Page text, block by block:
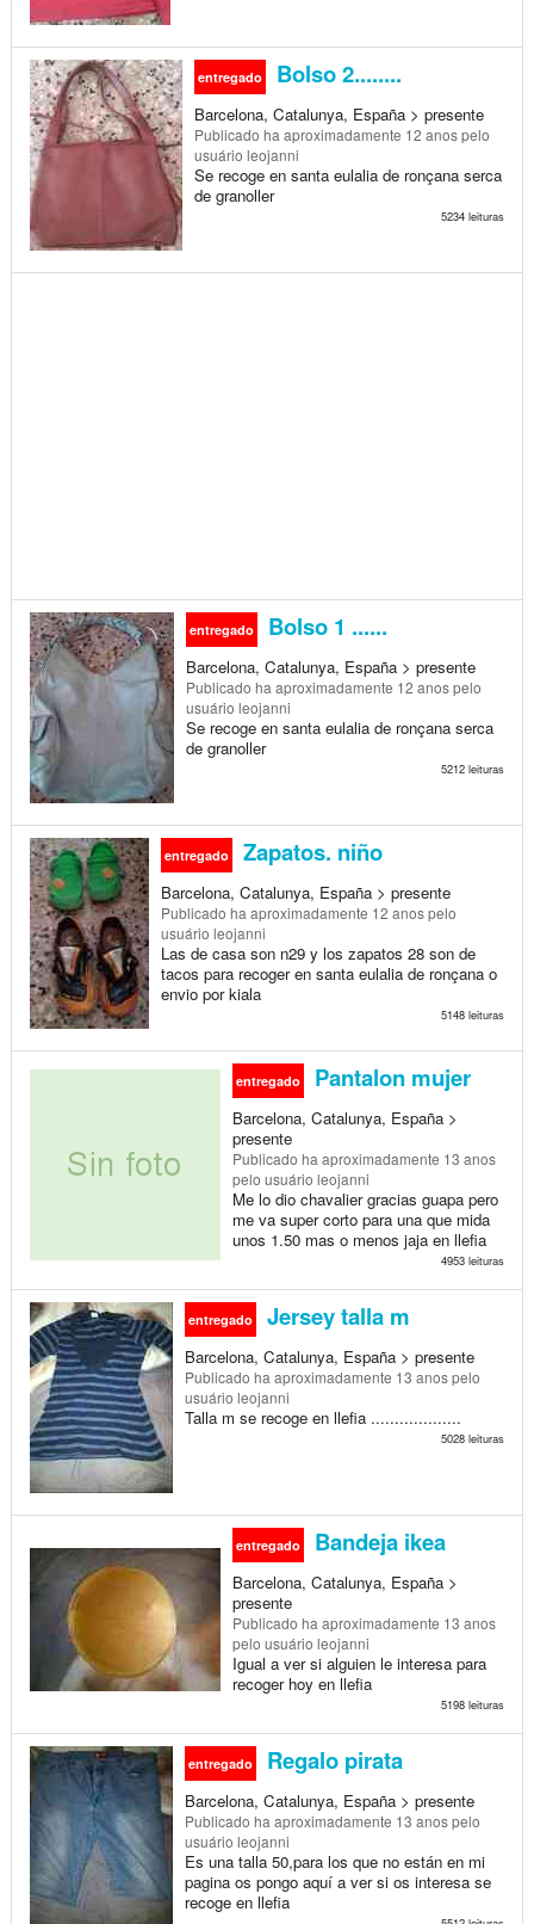
entregado Bolso 2........
Barcelona, Catalunya, España > presente
Publicado ha aproximadamente 12 anospelo
usuário leojanni
Se recoge en santa eulalia de ronçana serca
de granoller
5234 leituras
entregado Bolso 1 ......
Barcelona, Catalunya, España > presente
Publicado ha aproximadamente 12 anospelo
usuário leojanni
Se recoge en santa eulalia de ronçana serca
de granoller
5212 leituras
entregado Zapatos. niño
Barcelona, Catalunya, España > presente
Publicado ha aproximadamente 12 anospelo
usuário leojanni
Las de casa son n29 y los zapatos 28 son de
tacos para recoger en santa eulalia de ronçana o
envio por kiala
5148 leituras
entregado Pantalon mujer
Barcelona, Catalunya, España >
presente
Publicado ha aproximadamente 13 anos
pelo usuário leojanni
Me lo dio chavalier gracias guapa pero
me va super corto para una que mida
unos 1.50 mas o menos jaja en llefia
4953 leituras
entregado Jersey talla m
Barcelona, Catalunya, España > presente
Publicado ha aproximadamente 13 anospelo
usuário leojanni
Talla m se recoge en llefia ...................
5028 leituras
entregado Bandeja ikea
Barcelona, Catalunya, España >
presente
Publicado ha aproximadamente 13 anos
pelo usuário leojanni
Igual a ver si alguien le interesa para
recoger hoy en llefia
5198 leituras
entregado Regalo pirata
Barcelona, Catalunya, España > presente
Publicado ha aproximadamente 13 anospelo
usuário leojanni
Es una talla 50,para los que no están en mi
pagina os pongo aquí a ver si os interesa se
recoge en llefia